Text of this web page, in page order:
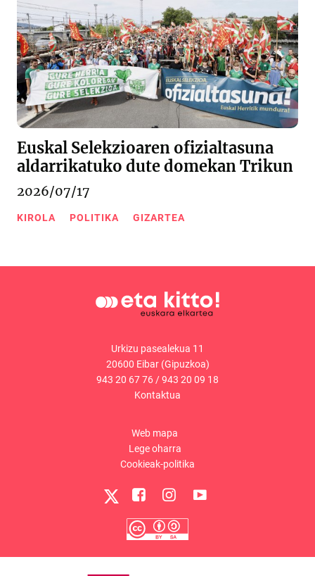
Euskal Selekzioaren ofizialtasuna
aldarrikatuko dute domekan Trikun
2026/07/17
KIROLA POLITIKA GIZARTEA
Urkizu pasealekua 11
20600 Eibar (Gipuzkoa)
943 20 67 76/943 20 09 18
Kontaktua
Web mapa
Lege oharra
Cookieak-politika